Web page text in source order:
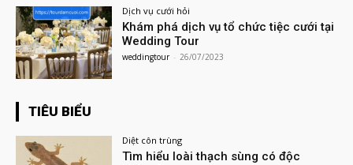
Dịch vụ cưới hỏi
Khám phá dịch vụ tổ chức tiệc cưới tại
Wedding Tour
weddingtour - 26/07/2023
TIÊU BIỂU
Diệt côn trùng
Tìm hiểu loài thạch sùng có độc